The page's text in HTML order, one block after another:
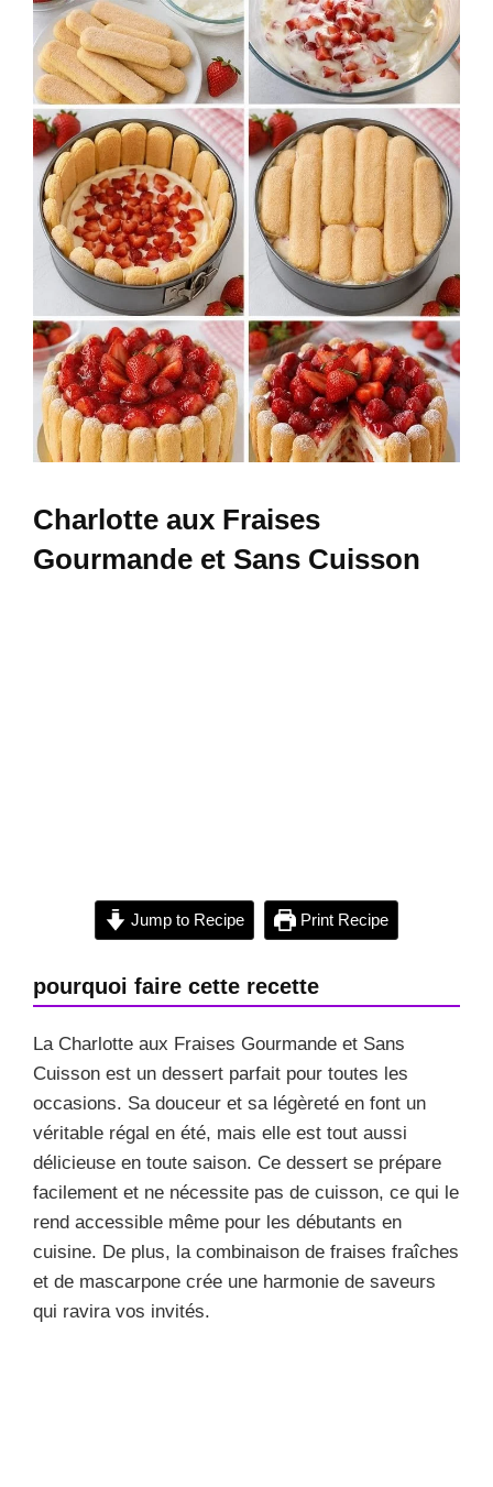
Charlotte aux Fraises
Gourmande et Sans Cuisson
Jump to Recipe Print Recipe
pourquoi faire cette recette
La Charlotte aux Fraises Gourmande et Sans
Cuisson est un dessert parfait pour toutes les
occasions. Sa douceur et sa légèreté en font un
véritable régal en été, mais elle est tout aussi
délicieuse en toute saison. Ce dessert se prépare
facilement et ne nécessite pas de cuisson, ce qui le
rend accessible même pour les débutants en
cuisine. De plus, la combinaison de fraises fraîches
et de mascarpone crée une harmonie de saveurs
qui ravira vos invités.